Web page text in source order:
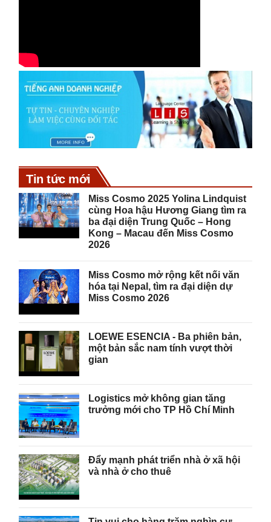
Tin tức mới
Miss Cosmo 2025 Yolina Lindquist
cùng Hoa hậu Hương Giang tìm ra
ba đại diện Trung Quốc – Hong
Kong – Macau đến Miss Cosmo
2026
Miss Cosmo mở rộng kết nối văn
hóa tại Nepal, tìm ra đại diện dự
Miss Cosmo 2026
LOEWE ESENCIA - Ba phiên bản,
một bản sắc nam tính vượt thời
gian
Logistics mở không gian tăng
trưởng mới cho TP Hồ Chí Minh
Đẩy mạnh phát triển nhà ở xã hội
và nhà ở cho thuê